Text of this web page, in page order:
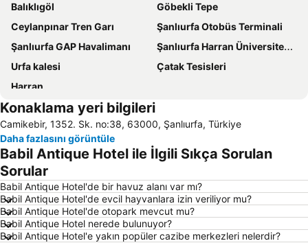
Balıklıgöl
Göbekli Tepe
Ceylanpınar Tren Garı
Şanlıurfa Otobüs Terminali
Şanlıurfa GAP Havalimanı
Şanlıurfa Harran Üniversitesi Osman Bey
Urfa kalesi
Çatak Tesisleri
Harran
Konaklama yeri bilgileri
Camikebir, 1352. Sk. no:38, 63000, Şanlıurfa, Türkiye
Daha fazlasını görüntüle
Babil Antique Hotel ile İlgili Sıkça Sorulan
Sorular
Babil Antique Hotel'de bir havuz alanı var mı?
Babil Antique Hotel'de evcil hayvanlara izin veriliyor mu?
Babil Antique Hotel'de otopark mevcut mu?
Babil Antique Hotel nerede bulunuyor?
Babil Antique Hotel'e yakın popüler cazibe merkezleri nelerdir?